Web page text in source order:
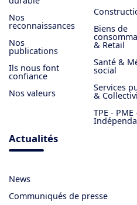
Nos
reconnaissances
Nos
publications
Ils nous font
confiance
Nos valeurs
Biens de
& Retail
Santé &
social
Services
&
TPE - PME
Actualités
News
Communiqués de presse